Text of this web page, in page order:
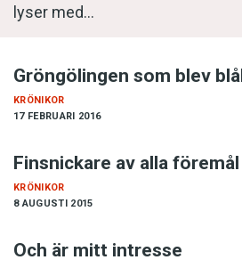
Podden
Föreslå nyord
Annonsera
Prenumerera
Läs Språktidningen digitalt
lyser med…
Gröngölingen som blev
17 FEBRUARI 2016
KRÖNIKOR
Finsnickare av alla föremål
8 AUGUSTI 2015
KRÖNIKOR
Och är mitt intresse